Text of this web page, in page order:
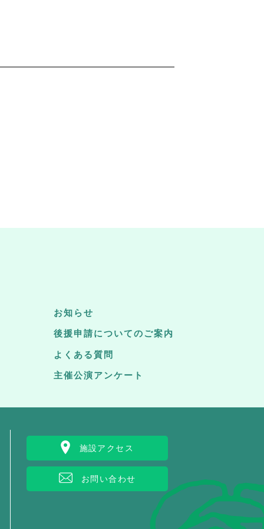
お知らせ
後援申請についてのご案内
よくある質問
主催公演アンケート
施設アクセス
お問い合わせ